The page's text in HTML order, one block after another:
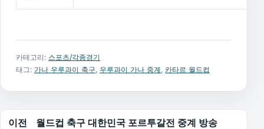
카테고리: 스포츠/각종경기
태그: 가나 우루과이 축구 우루과이 가나 중계 카타르 월드컵
글 탐색
이전
월드컵 축구 대한민국 포르투갈전 중계 방송